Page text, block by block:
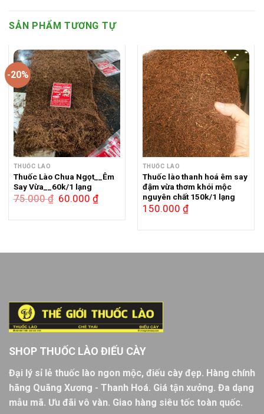
SẢN PHẨM TƯƠNG TỰ
-20%
THUỐC LÀO
Thuốc Lào Chua Ngọt__Êm
Say Vừa__60k/1 lạng
75.000₫ Giá
gốc
60.000 ₫Giá
hiện
THUỐC LÀO
Thuốc lào thanh hoá êm say
đậm vừa thơm khói mộc
nguyên chất 150k/1 lạng
150.000 ₫
SHOP THUỐC LÀO ĐIẾU CÀY
Đại lý sỉ lẻ thuốc lào ngon mộc, điếu cày đẹp. Hàng chính
hãng Quãng Xương - Thanh Hoá. Giá tận xưởng. Đa dạng
mẫu mã. Ưu đãi vô vàn. Giao hàng siêu tốc toàn quốc.